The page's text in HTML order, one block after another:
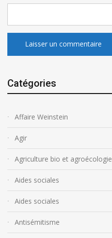
Catégories
Affaire Weinstein
Agir
Agriculture bio et agroécologie
Aides sociales
Aides sociales
Antisémitisme